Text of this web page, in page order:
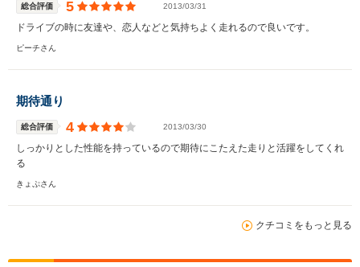
総合評価 5 2013/03/31
ドライブの時に友達や、恋人などと気持ちよく走れるので良いです。
ピーチさん
期待通り
総合評価 4 2013/03/30
しっかりとした性能を持っているので期待にこたえた走りと活躍をしてくれ
る
きょぷさん
クチコミをもっと見る